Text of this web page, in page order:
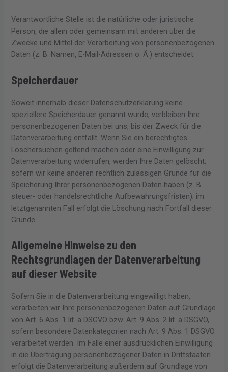
Verantwortliche Stelle ist die natürliche oder juristische
Person, die allein oder gemeinsam mit anderen über die
Zwecke und Mittel der Verarbeitung von personenbezogenen
Daten (z. B. Namen, E-Mail-Adressen o. Ä.) entscheidet.
Speicherdauer
Soweit innerhalb dieser Datenschutzerklärung keine
speziellere Speicherdauer genannt wurde, verbleiben Ihre
personenbezogenen Daten bei uns, bis der Zweck für die
Datenverarbeitung entfällt. Wenn Sie ein berechtigtes
Löschersuchen geltend machen oder eine Einwilligung zur
Datenverarbeitung widerrufen, werden Ihre Daten gelöscht,
sofern wir keine anderen rechtlich zulässigen Gründe für die
Speicherung Ihrer personenbezogenen Daten haben (z. B.
steuer- oder handelsrechtliche Aufbewahrungsfristen); im
letztgenannten Fall erfolgt die Löschung nach Fortfall dieser
Gründe.
Allgemeine Hinweise zu den
Rechtsgrundlagen der Datenverarbeitung
auf dieser Website
Sofern Sie in die Datenverarbeitung eingewilligt haben,
verarbeiten wir Ihre personenbezogenen Daten auf Grundlage
von Art. 6 Abs. 1 lit. a DSGVO bzw. Art. 9 Abs. 2 lit. a DSGVO,
sofern besondere Datenkategorien nach Art. 9 Abs. 1 DSGVO
verarbeitet werden. Im Falle einer ausdrücklichen Einwilligung
in die Übertragung personenbezogener Daten in Drittstaaten
erfolgt die Datenverarbeitung außerdem auf Grundlage von